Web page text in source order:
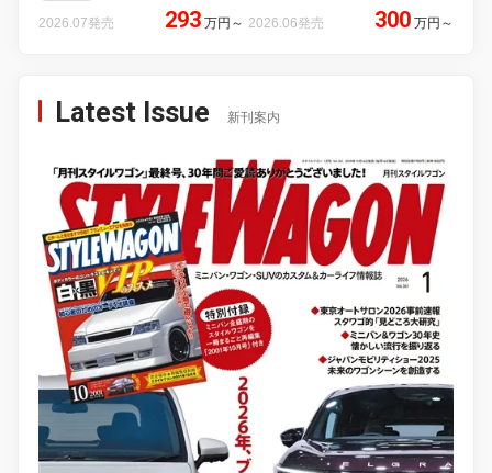
2026.07発売 293 万円 ～ 2026.06発売 300 万円 ～
Latest Issue 新刊案内